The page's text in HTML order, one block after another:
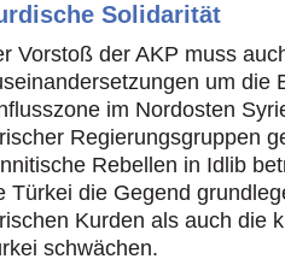
Solidarität
Vorstoß der AKP muss
um die
im Nordosten
Regierungsgruppen
Rebellen in Idlib
Türkei die Gegend
Kurden als auch die
schwächen.